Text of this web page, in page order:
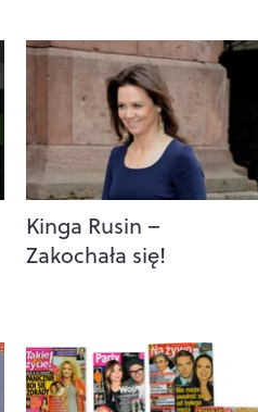
Kinga Rusin –
Zakochała się!